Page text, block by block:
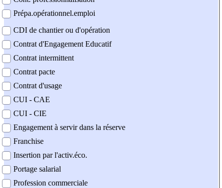
Prépa.opérationnel.emploi
CDI de chantier ou d'opération
Contrat d'Engagement Educatif
Contrat intermittent
Contrat pacte
Contrat d'usage
CUI - CAE
CUI - CIE
Engagement à servir dans la réserve
Franchise
Insertion par l'activ.éco.
Portage salarial
Profession commerciale